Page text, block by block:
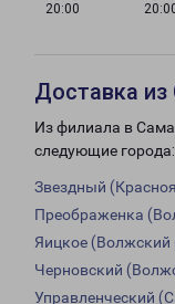
20:00
Доставка
Из филиала в
следующие города:
Звездный
Преображенка
Яицкое (Волжский
Черновский
Управленческий